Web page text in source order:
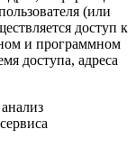
(или
доступ к
и программном
доступа, адреса